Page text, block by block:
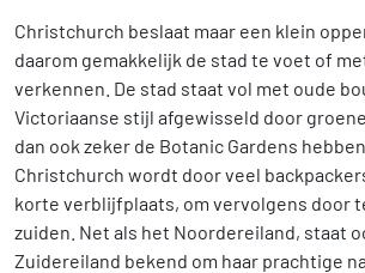
Christchurch beslaat maar een klein
daarom gemakkelijk de stad te voet of
verkennen. De stad staat vol met oude
Victoriaanse stijl afgewisseld door
dan ook zeker de Botanic Gardens
Christchurch wordt door veel
korte verblijfplaats, om vervolgens door
zuiden. Net als het Noordereiland, staat
Zuidereiland bekend om haar prachtige